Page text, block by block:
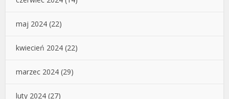
maj 2024 (22)
kwiecień 2024 (22)
marzec 2024 (29)
luty 2024 (27)